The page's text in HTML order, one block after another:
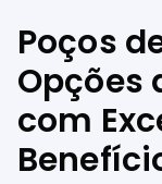
Poços
Opções
com